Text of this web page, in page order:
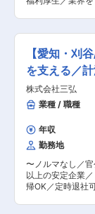
月平均10〜20時
と長期就業が可能 ■キャリアパス まずは塗装・
ります。 ■当社の強み：自社で設計・開発・製造
を行ない、大手
数手掛ける高い
フラ関連の各種調
ており、精密測定
など幅広い種類
の埋設物調査、
途に合わせて的確
た、トンネル工
「ヘラクレス」
効率化に多方面から
囲：会社の定める
※建物の改変を伴
客： 大学病院か
す。お客様のお
わせて訪問します。 ■取扱う医療機器：
置、CT装置、X
密度測定装置、臨
診断ワークステーション
者雇用の実績も
トいたします。
可能です。フレ
務時間や日数で
はご相談くださ
される場合はご相談くださ
X線画像診断シス
す。医療機器の
の解決ソリュー
【愛知・刈
を支える／
実◎
株式会社三弘
業種 / 職種
年収
勤務地
〜ノルマなし／
以上の安定企業
帰OK／定時退社可能／新